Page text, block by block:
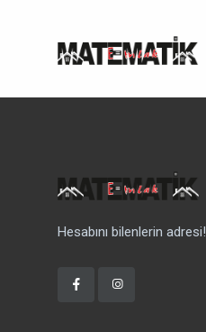
Hesabını bilenlerin adresi!